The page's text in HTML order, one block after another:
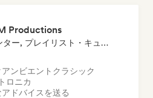
Productions
レーベル, メンター, プレイリスト・キュレーター
アンビエント クラシック
ロニカ
ドバイスを送る